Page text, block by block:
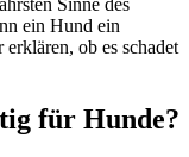
ein Hund ein
ob es schadet
für Hunde?